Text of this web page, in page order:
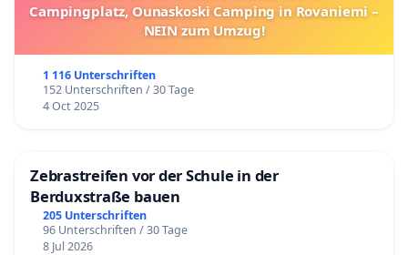
Campingplatz, Ounaskoski Camping in Rovaniemi –
NEIN zum Umzug!
1 116 Unterschriften
152 Unterschriften / 30 Tage
4 Oct 2025
Zebrastreifen vor der Schule in der
Berduxstraße bauen
205 Unterschriften
96 Unterschriften / 30 Tage
8 Jul 2026